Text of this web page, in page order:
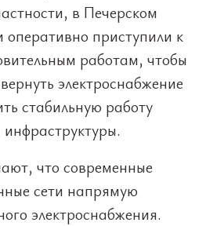
в Печерском
оперативно приступили к
работам, чтобы
электроснабжение
стабильную работу
что современные
сети напрямую
электроснабжения.